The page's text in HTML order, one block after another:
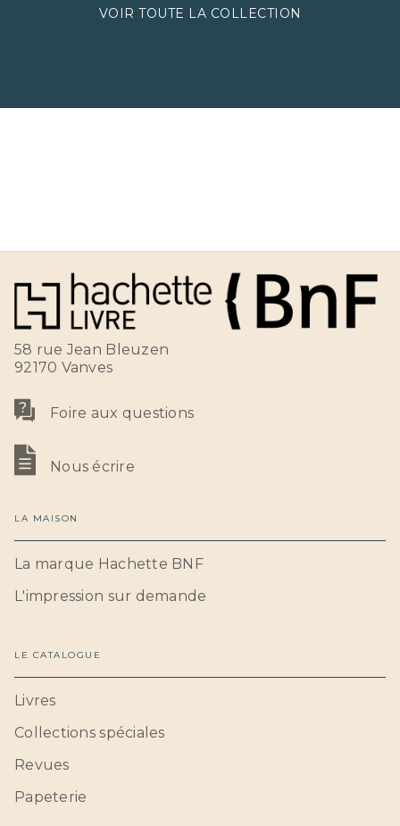
VOIR TOUTE LA COLLECTION
58 rue Jean Bleuzen
92170 Vanves
Foire aux questions
Nous écrire
LA MAISON
La marque Hachette BNF
L'impression sur demande
LE CATALOGUE
Livres
Collections spéciales
Revues
Papeterie